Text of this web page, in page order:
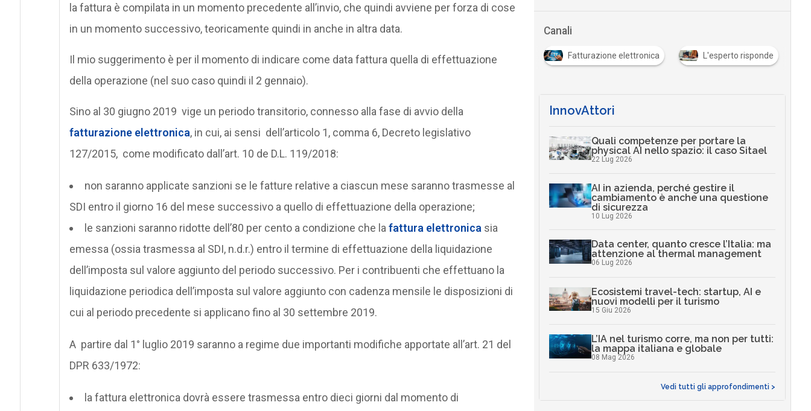
la fattura è compilata in un momento precedente all’invio, che quindi avviene per forza di cose
in un momento successivo, teoricamente quindi in anche in altra data.
Il mio suggerimento è per il momento di indicare come data fattura quella di effettuazione
della operazione (nel suo caso quindi il 2 gennaio).
Sino al 30 giugno 2019 vige un periodo transitorio, connesso alla fase di avvio della
fatturazione elettronica, in cui, ai sensi dell’articolo 1, comma 6, Decreto legislativo
127/2015, come modificato dall’art. 10 de D.L. 119/2018:
non saranno applicate sanzioni se le fatture relative a ciascun mese saranno trasmesse al
SDI entro il giorno 16 del mese successivo a quello di effettuazione della operazione;
le sanzioni saranno ridotte dell’80 per cento a condizione che la fattura elettronica sia
emessa (ossia trasmessa al SDI, n.d.r.) entro il termine di effettuazione della liquidazione
dell’imposta sul valore aggiunto del periodo successivo. Per i contribuenti che effettuano la
liquidazione periodica dell’imposta sul valore aggiunto con cadenza mensile le disposizioni di
cui al periodo precedente si applicano fino al 30 settembre 2019.
A partire dal 1° luglio 2019 saranno a regime due importanti modifiche apportate all’art. 21 del
DPR 633/1972:
la fattura elettronica dovrà essere trasmessa entro dieci giorni dal momento di
Canali
Documenti digitali Fatturazione elettronica L'esperto risponde
InnovAttori
Quali competenze per portare la
physical AI nello spazio: il caso Sitael
22 Lug 2026
AI in azienda, perché gestire il
cambiamento è anche una questione
di sicurezza
10 Lug 2026
Data center, quanto cresce l’Italia: ma
attenzione al thermal management
06 Lug 2026
Ecosistemi travel-tech: startup, AI e
nuovi modelli per il turismo
15 Giu 2026
L’IA nel turismo corre, ma non per tutti:
la mappa italiana e globale
08 Mag 2026
Vedi tutti gli approfondimenti >